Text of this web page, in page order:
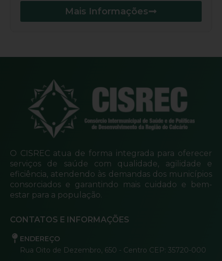
Mais Informações
O CISREC atua de forma integrada para oferecer
serviços de saúde com qualidade, agilidade e
eficiência, atendendo às demandas dos municípios
consorciados e garantindo mais cuidado e bem-
estar para a população.
CONTATOS E INFORMAÇÕES
ENDEREÇO
Rua Oito de Dezembro, 650 - Centro CEP: 35720-000